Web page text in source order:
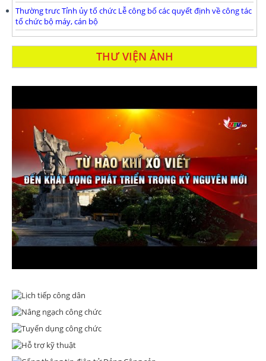
Thường trưc Tỉnh ủy tổ chức Lễ công bố các quyết định về công tác
tổ chức bộ máy, cán bộ
THƯ VIỆN ẢNH